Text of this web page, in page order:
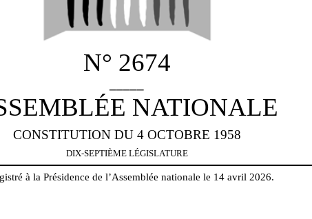
N° 2674
NATIONALE
CONSTITUTION DU 4 OCTOBRE 1958
DIX-SEPTIÈME LÉGISLATURE
à la Présidence de l’Assemblée nationale le 14 avril 2026.